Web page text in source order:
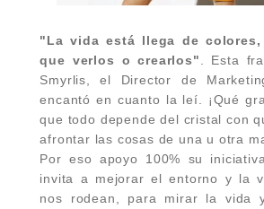
"La vida está llega de colores,
que verlos o crearlos" . Esta
Smyrlis, el Director de
encantó en cuanto la leí. ¡Qué
que todo depende del cristal con
afrontar las cosas de una u otra
Por eso apoyo 100% su
invita a mejorar el entorno y la
nos rodean, para mirar la vida